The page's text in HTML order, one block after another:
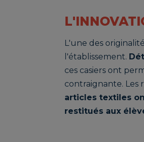
L'une des
l'établissement.
ces casiers ont
contraignante. Les
articles textiles
restitués aux